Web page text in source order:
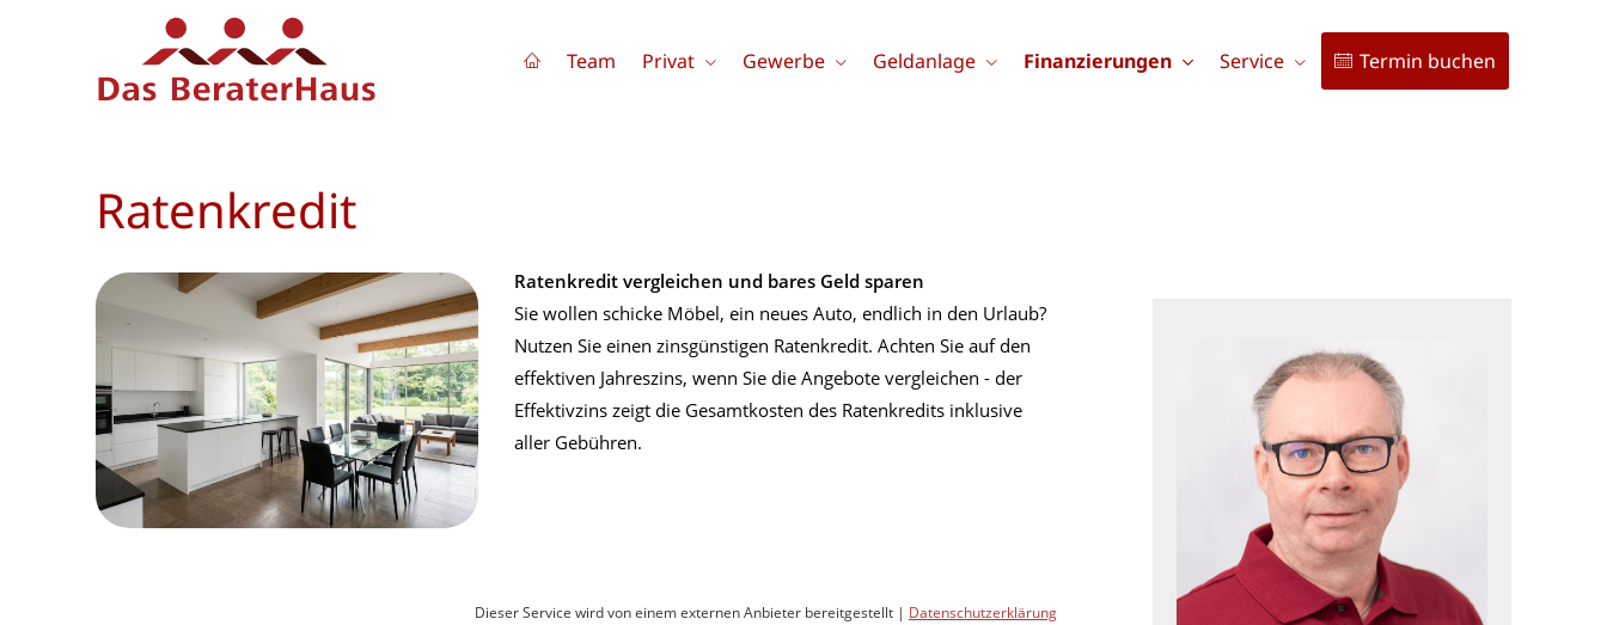
Team Privat Gewerbe Geldanlage Finanzierungen Service Termin buchen
Ratenkredit
Ratenkredit vergleichen und bares Geld sparen
Sie wollen schicke Möbel, ein neues Auto, endlich in den Urlaub?
Nutzen Sie einen zinsgünstigen Ratenkredit. Achten Sie auf den
effektiven Jahreszins, wenn Sie die Angebote vergleichen - der
Effektivzins zeigt die Gesamtkosten des Ratenkredits inklusive
aller Gebühren.
Dieser Service wird von einem externen Anbieter bereitgestellt | Datenschutzerklärung